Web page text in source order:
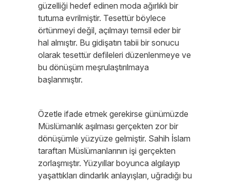
güzelliği hedef edinen moda ağırlıklı bir
tutuma evrilmiştir. Tesettür böylece
örtünmeyi değil, açılmayı temsil eder bir
hal almıştır. Bu gidişatın tabii bir sonucu
olarak tesettür defileleri düzenlenmeye ve
bu dönüşüm meşrulaştırılmaya
başlanmıştır.
Özetle ifade etmek gerekirse günümüzde
Müslümanlık aşılması gerçekten zor bir
dönüşümle yüzyüze gelmiştir. Sahih İslam
taraftarı Müslümanlarının işi gerçekten
zorlaşmıştır. Yüzyıllar boyunca algılayıp
yaşattıkları dindarlık anlayışları, uğradığı bu